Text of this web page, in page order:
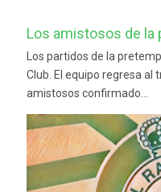
Los amistosos de la
Los partidos de la
Club. El equipo regresa al
amistosos confirmado...